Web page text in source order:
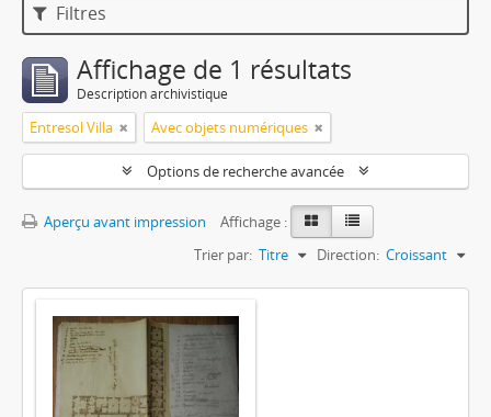
Filtres
Affichage de 1 résultats
Description archivistique
Entresol Villa Avec objets numériques
Options de recherche avancée
Aperçu avant impression
Affichage :
Trier par: Titre Direction: Croissant